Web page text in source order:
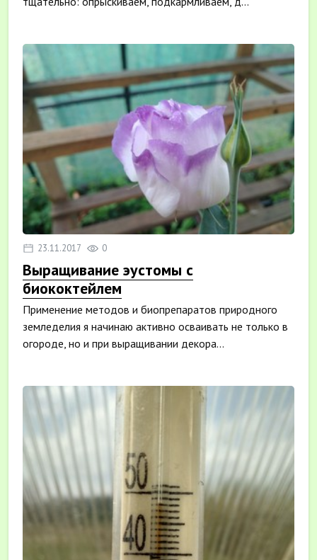
23.11.2017 0
Выращивание эустомы с
биококтейлем
Применение методов и биопрепаратов природного
земледелия я начинаю активно осваивать не только в
огороде, но и при выращивании декора...